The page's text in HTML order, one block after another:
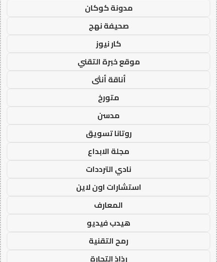
مدونة كوكان
صحيفة نهج
كار نيوز
موقع خبرة التقني
أناقة أنثى
متورخ
مدسن
روتانا تسويق
مجلة الابداع
نادي الترددات
استشارات اون لاين
المعارف
هيدب فيديو
رمح التقنية
رذاذ التجارة